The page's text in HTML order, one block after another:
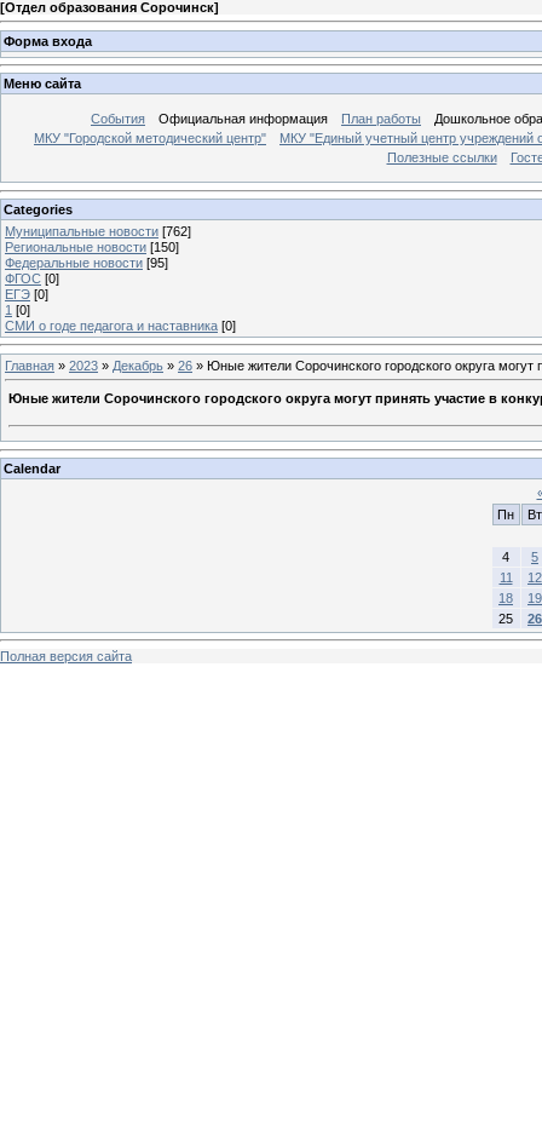
[Отдел образования Сорочинск]
Форма входа
Меню сайта
События Официальная информация План работы
Дошкольное
МКУ "Городской методический центр"
МКУ "Единый учетный центр учреждений
Полезные ссылки
Categories
Муниципальные новости [762]
Региональные новости [150]
Федеральные новости [95]
ФГОС [0]
ЕГЭ [0]
1 [0]
СМИ о годе педагога и наставника [0]
Главная » 2023 » Декабрь » 26 » Юные жители Сорочинского городского округа
Юные жители Сорочинского городского округа могут принять участие в
Calendar
Пн
Вт
4
5
11
12
18
19
25
26
Полная версия сайта